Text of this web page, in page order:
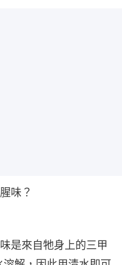
味？
是來自牠身上的三甲